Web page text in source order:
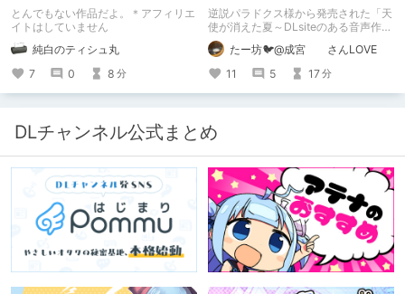
とんでもない作品だよ。＊アフィリエ
イトはしていません
純白のティシュ丸
7
0 8 分
逆説パラドクス様から発売された「天
使が消えた夏～DLsiteのある音声作品
について～」の感想です。 妄想も多
いです。たー坊🐦@成宮 さんLOVE
11
5 17分
DLチャンネル公式まとめ